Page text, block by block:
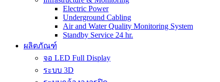
Electric Power
Underground Cabling
Air and Water Quality Monitoring System
Standby Service 24 hr.
ผลิตภัณฑ์
จอ LED Full Display
ระบบ 3D